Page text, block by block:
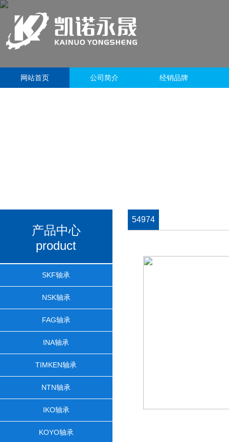
网站首页 公司简介 经销品牌
产品中心
product
SKF轴承
NSK轴承
FAG轴承
INA轴承
TIMKEN轴承
NTN轴承
IKO轴承
KOYO轴承
54974